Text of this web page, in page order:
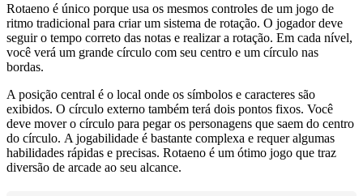
Rotaeno é único porque usa os mesmos controles de um jogo de
ritmo tradicional para criar um sistema de rotação. O jogador deve
seguir o tempo correto das notas e realizar a rotação. Em cada nível,
você verá um grande círculo com seu centro e um círculo nas
bordas.
A posição central é o local onde os símbolos e caracteres são
exibidos. O círculo externo também terá dois pontos fixos. Você
deve mover o círculo para pegar os personagens que saem do centro
do círculo. A jogabilidade é bastante complexa e requer algumas
habilidades rápidas e precisas. Rotaeno é um ótimo jogo que traz
diversão de arcade ao seu alcance.